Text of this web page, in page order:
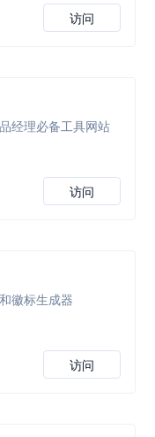
访问
经理必备工具网站
访问
徽标生成器
访问